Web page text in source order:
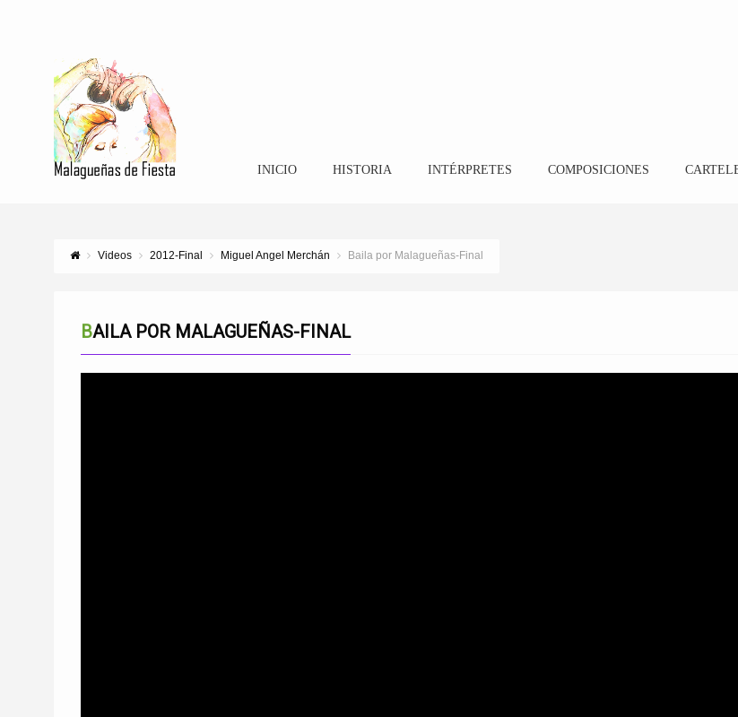
INICIO HISTORIA INTÉRPRETES COMPOSICIONES
Videos 2012-Final Miguel Angel Merchán Baila por Malagueñas-Final
BAILA POR MALAGUEÑAS-FINAL